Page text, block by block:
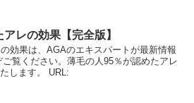
レの効果【完全版】
効果は、AGAのエキスパートが最新情報
覧ください。薄毛の人95％が認めたアレ
します。 URL: